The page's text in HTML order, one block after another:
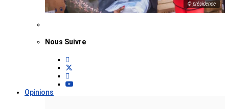
© présidence
Nous Suivre
Opinions